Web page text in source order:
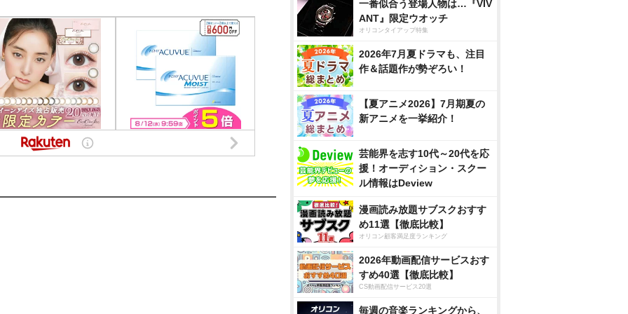
一番似合う登場人物は…『VIV
ANT』限定ウオッチ
オリコンタイアップ特集
2026年7月夏ドラマも、注目
作＆話題作が勢ぞろい！
【夏アニメ2026】7月期夏の
新アニメを一挙紹介！
芸能界を志す10代～20代を応
援！オーディション・スクー
ル情報はDeview
漫画読み放題サブスクおすす
め11選【徹底比較】
オリコン顧客満足度ランキング
2026年動画配信サービスおす
すめ40選【徹底比較】
CS動画配信サービス20選
毎週の音楽ランキングから、